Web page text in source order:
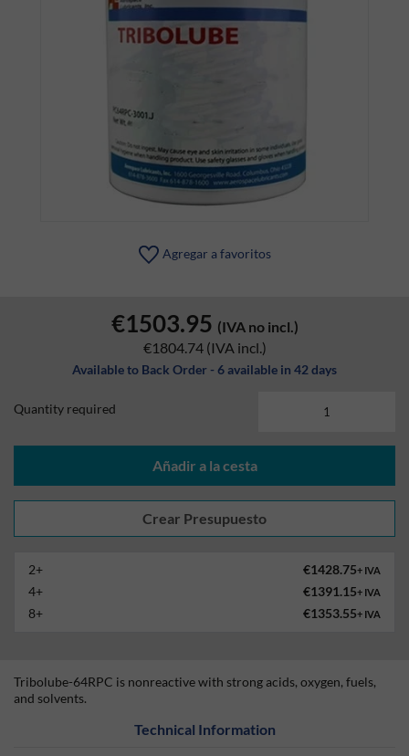
Agregar a favoritos
€1503.95 (IVA no incl.)
€1804.74 (IVA incl.)
Available to Back Order - 6 available in 42 days
Quantity required
Añadir a la cesta
2+ €1428.75+ IVA
4+ €1391.15+ IVA
8+ €1353.55+ IVA
Tribolube-64RPC is nonreactive with strong acids, oxygen, fuels,
and solvents.
Technical Information